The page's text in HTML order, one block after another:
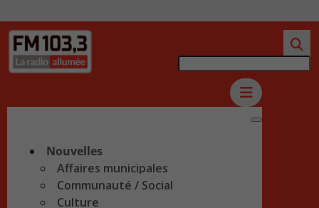
Nouvelles
Affaires municipales
Communauté / Social
Culture